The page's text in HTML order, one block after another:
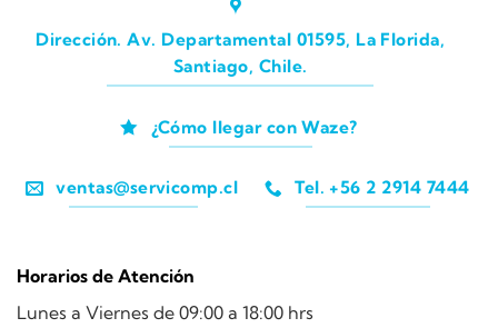
Dirección. Av. Departamental 01595, La Florida,
Santiago, Chile.
¿Cómo llegar con Waze?
ventas@servicomp.cl Tel. +56 2 2914 7444
Horarios de Atención
Lunes a Viernes de 09:00 a 18:00 hrs